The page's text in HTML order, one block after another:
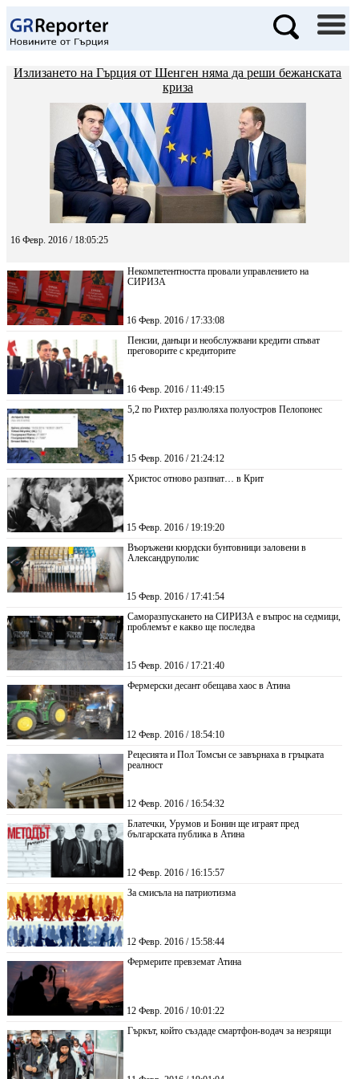
Излизането на Гърция от Шенген няма да реши бежанската
криза
16 Февр. 2016 / 18:05:25
Некомпетентността провали управлението на
СИРИЗА
16 Февр. 2016 / 17:33:08
Пенсии, данъци и необслужвани кредити спъват
преговорите с кредиторите
16 Февр. 2016 / 11:49:15
5,2 по Рихтер разлюляха полуостров Пелопонес
15 Февр. 2016 / 21:24:12
Христос отново разпнат… в Крит
15 Февр. 2016 / 19:19:20
Въоръжени кюрдски бунтовници заловени в
Александруполис
15 Февр. 2016 / 17:41:54
Саморазпускането на СИРИЗА е въпрос на седмици,
проблемът е какво ще последва
15 Февр. 2016 / 17:21:40
Фермерски десант обещава хаос в Атина
12 Февр. 2016 / 18:54:10
Рецесията и Пол Томсън се завърнаха в гръцката
реалност
12 Февр. 2016 / 16:54:32
Блатечки, Урумов и Бонин ще играят пред
българската публика в Атина
12 Февр. 2016 / 16:15:57
За смисъла на патриотизма
12 Февр. 2016 / 15:58:44
Фермерите превземат Атина
12 Февр. 2016 / 10:01:22
Гъркът, който създаде смартфон-водач за незрящи